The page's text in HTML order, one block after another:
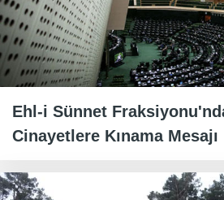
Ehl-i Sünnet
Cinayetlere Kınama Mesajı